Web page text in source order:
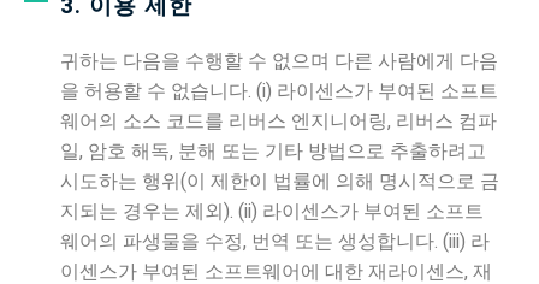
귀하는 다음을 수행할 수 없으며 다른 사람에게 다음
을 허용할 수 없습니다. (i) 라이센스가 부여된 소프트
웨어의 소스 코드를 리버스 엔지니어링, 리버스 컴파
일, 암호 해독, 분해 또는 기타 방법으로 추출하려고
시도하는 행위(이 제한이 법률에 의해 명시적으로 금
지되는 경우는 제외). (ii) 라이센스가 부여된 소프트
웨어의 파생물을 수정, 번역 또는 생성합니다. (iii) 라
이센스가 부여된 소프트웨어에 대한 재라이센스, 재